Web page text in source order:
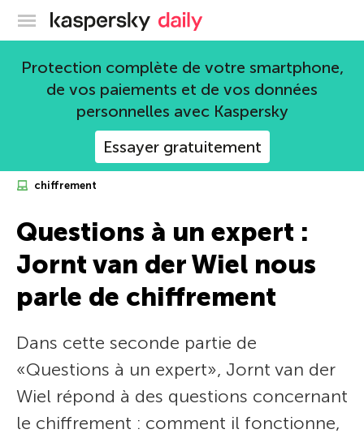
Blog officiel de Kaspersky
Protection complète de votre smartphone,
de vos paiements et de vos données
personnelles avec Kaspersky
Essayer gratuitement
chiffrement
Questions à un expert :
Jornt van der Wiel nous
parle de chiffrement
Dans cette seconde partie de
«Questions à un expert», Jornt van der
Wiel répond à des questions concernant
le chiffrement : comment il fonctionne,